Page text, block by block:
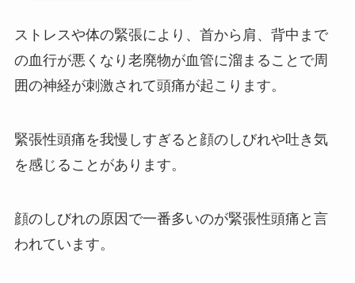
ストレスや体の緊張により、首から肩、背中まで
の血行が悪くなり老廃物が血管に溜まることで周
囲の神経が刺激されて頭痛が起こります。
緊張性頭痛を我慢しすぎると顔のしびれや吐き気
を感じることがあります。
顔のしびれの原因で一番多いのが緊張性頭痛と言
われています。